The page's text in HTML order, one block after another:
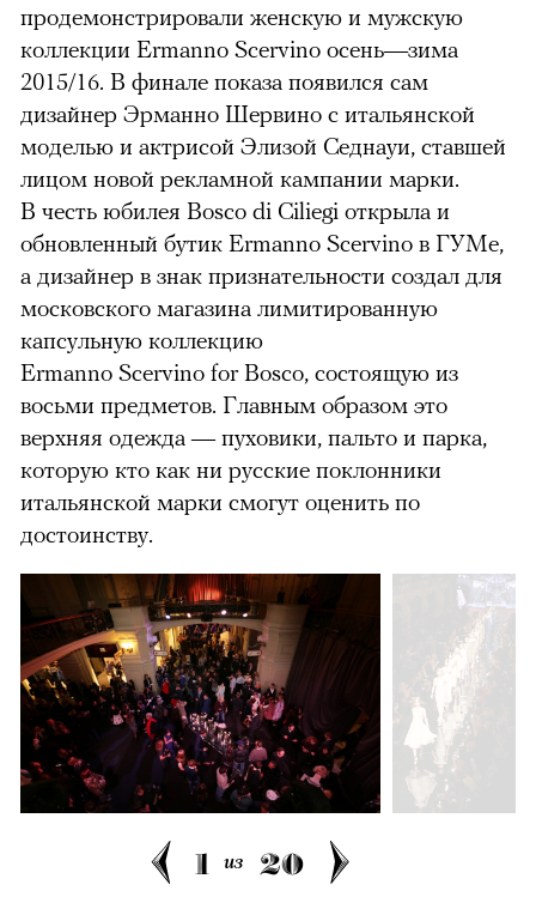
продемонстрировали женскую и мужскую
коллекции Ermanno Scervino осень—зима
2015/16. В финале показа появился сам
дизайнер Эрманно Шервино с итальянской
моделью и актрисой Элизой Седнауи, ставшей
лицом новой рекламной кампании марки.
В честь юбилея Bosco di Ciliegi открыла и
обновленный бутик Ermanno Scervino в ГУМе,
а дизайнер в знак признательности создал для
московского магазина лимитированную
капсульную коллекцию
Ermanno Scervino for Bosco, состоящую из
восьми предметов. Главным образом это
верхняя одежда — пуховики, пальто и парка,
которую кто как ни русские поклонники
итальянской марки смогут оценить по
достоинству.
1 из 20